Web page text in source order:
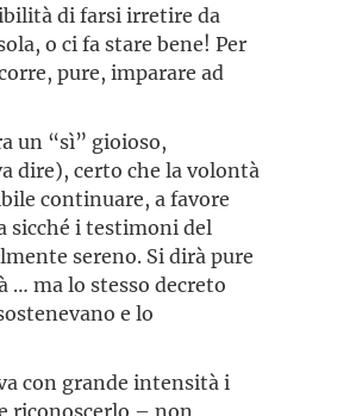
di farsi irretire da
o ci fa stare bene! Per
pure, imparare ad
un “sì” gioioso,
dire), certo che la volontà
continuare, a favore
sicché i testimoni del
sereno. Si dirà pure
ma lo stesso decreto
e lo
con grande intensità i
riconoscerlo – non